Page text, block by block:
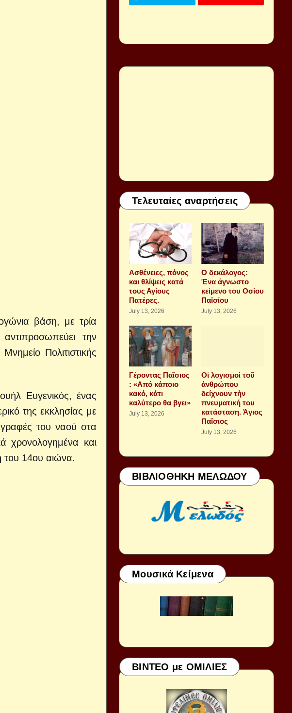
βάση, με τρία
την
Πολιτιστικής
Ευγενικός, ένας
της εκκλησίας με
του ναού στα
χρονολογημένα και
του 14ου αιώνα.
Τελευταίες αναρτήσεις
Aσθένειες, πόνος
και θλίψεις κατά
τους Αγίους
Πατέρες.
July 13, 2026
Ο δεκάλογος:
Ένα άγνωστο
κείμενο του Οσίου
Παϊσίου
July 13, 2026
Γέροντας Παΐσιος
: «Από κάποιο
κακό, κάτι
καλύτερο θα βγει»
July 13, 2026
Οἱ λογισμοὶ τοῦ
ἀνθρώπου
δείχνουν τὴν
πνευματική του
κατάσταση. Ἁγιος
Παΐσιος
July 13, 2026
ΒΙΒΛΙΟΘΗΚΗ ΜΕΛΩΔΟΥ
Μουσικά Κείμενα
ΒΙΝΤΕΟ με ΟΜΙΛΙΕΣ